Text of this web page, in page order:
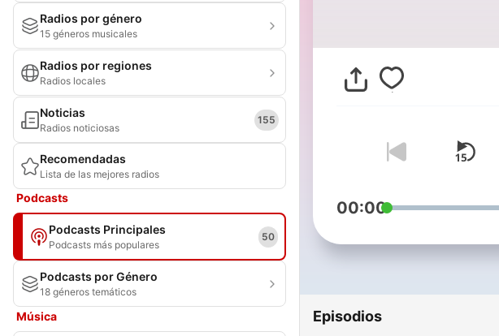
Radios por género
15 géneros musicales
Radios por regiones
Radios locales
Noticias
Radios noticiosas
155
Recomendadas
Lista de las mejores radios
Podcasts
Podcasts Principales
Podcasts más populares
50
Podcasts por Género
18 géneros temáticos
Música
00:00
Episodios